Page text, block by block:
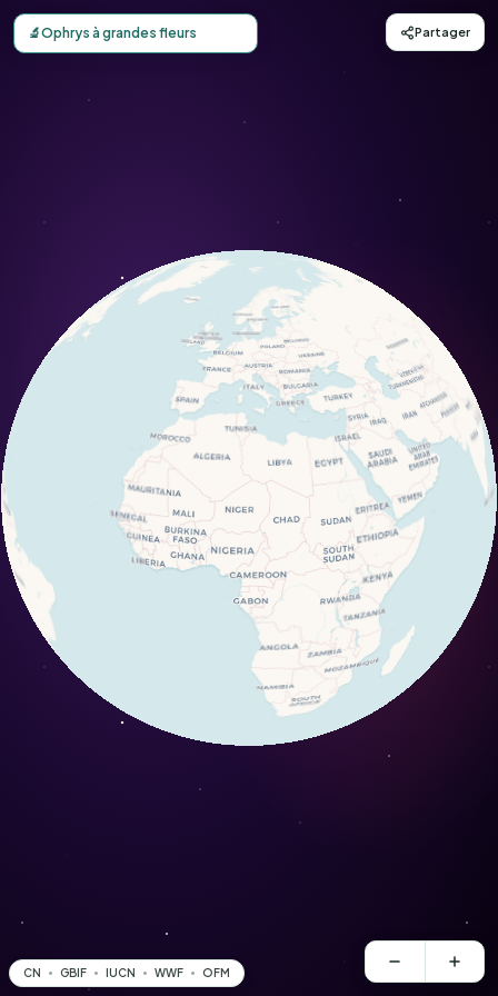
Carte d'observation du Ophrys à grandes fleurs (Ophrys
🔬Ophrys à grandes fleurs Partager
CN GBIF IUCN WWF OFM